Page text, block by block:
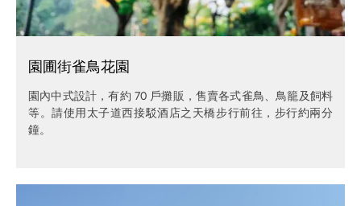
園圃街雀鳥花園
園內中式設計，有約 70 戶攤販，售賣各式雀鳥、鳥籠及飼料
等。請使用太子道西接駁酒店之天橋步行前往，步行約兩分
鐘。